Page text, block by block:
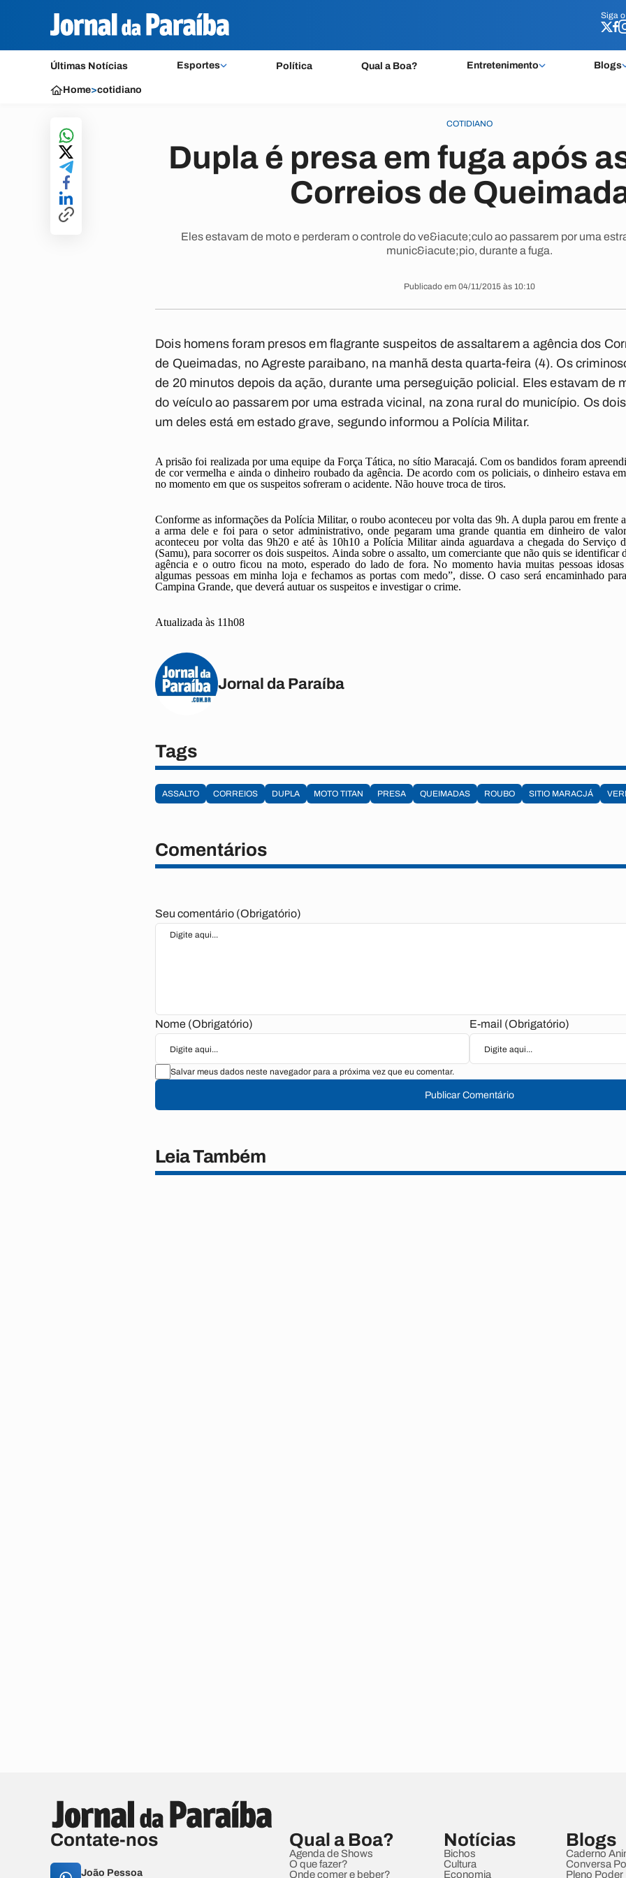
Siga o
Últimas Notícias Esportes Política Qual a Boa? Entretenimento Blogs
Siga o
Home>cotidiano
COTIDIANO
Dupla é presa em fuga após
Correios de
Eles estavam de moto e perderam o controle do ve&iacute;culo ao passarem por uma
munic&iacute;pio, durante a fuga.
Publicado em 04/11/2015 às 10:10
Dois homens foram presos em flagrante suspeitos de assaltarem a agência dos
de Queimadas, no Agreste paraibano, na manhã desta quarta-feira (4). Os
de 20 minutos depois da ação, durante uma perseguição policial. Eles estavam de
do veículo ao passarem por uma estrada vicinal, na zona rural do município. Os
um deles está em estado grave, segundo informou a Polícia Militar.
A prisão foi realizada por uma equipe da Força Tática, no sítio Maracajá. Com os bandidos foram
de cor vermelha e ainda o dinheiro roubado da agência. De acordo com os policiais, o dinheiro estava
no momento em que os suspeitos sofreram o acidente. Não houve troca de tiros.
Conforme as informações da Polícia Militar, o roubo aconteceu por volta das 9h. A dupla parou em frente
a arma dele e foi para o setor administrativo, onde pegaram uma grande quantia em dinheiro de
aconteceu por volta das 9h20 e até às 10h10 a Polícia Militar ainda aguardava a chegada do Serviço
(Samu), para socorrer os dois suspeitos. Ainda sobre o assalto, um comerciante que não quis se identificar
agência e o outro ficou na moto, esperado do lado de fora. No momento havia muitas pessoas
algumas pessoas em minha loja e fechamos as portas com medo”, disse. O caso será encaminhado
Campina Grande, que deverá autuar os suspeitos e investigar o crime.
Atualizada às 11h08
Jornal da Paraíba
Tags
ASSALTO CORREIOS DUPLA MOTO TITAN PRESA QUEIMADAS ROUBO SITIO MARACJÁ
Comentários
Seu comentário (Obrigatório)
Nome (Obrigatório) E-mail (Obrigatório)
Salvar meus dados neste navegador para a próxima vez que eu comentar.
Publicar Comentário
Leia Também
Contate-nos
João Pessoa
Qual a Boa?
Agenda de Shows
O que fazer?
Onde comer e beber?
Notícias
Bichos
Cultura
Economia
Blogs
Caderno
Conversa
Pleno Poder